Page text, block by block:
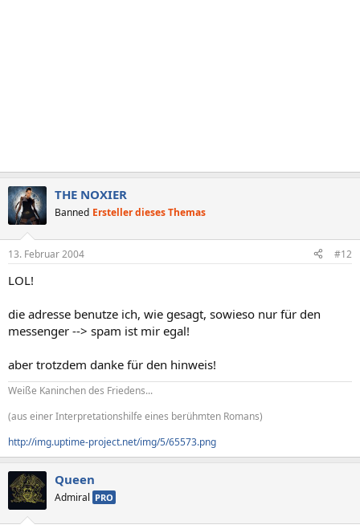
THE NOXIER
Banned Ersteller dieses Themas
13. Februar 2004 #12
LOL!
die adresse benutze ich, wie gesagt, sowieso nur für den
messenger --> spam ist mir egal!
aber trotzdem danke für den hinweis!
Weiße Kaninchen des Friedens...
(aus einer Interpretationshilfe eines berühmten Romans)
http://img.uptime-project.net/img/5/65573.png
Queen
Admiral PRO